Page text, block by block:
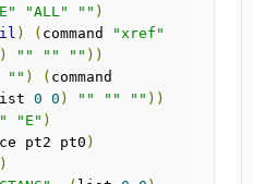
"ALL" "" )
) ( command
"xref"
) "" "" "" ))
"" ) (
0 0 ) "" "" "" ))
"E" )
pt2 pt0 )